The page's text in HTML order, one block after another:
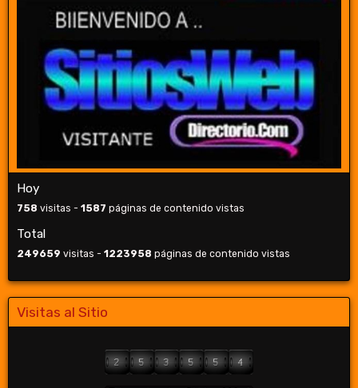
Hoy
758 visitas - 1587 páginas de contenido vistas
Total
249659 visitas - 1223958 páginas de contenido vistas
Visitas al Sitio